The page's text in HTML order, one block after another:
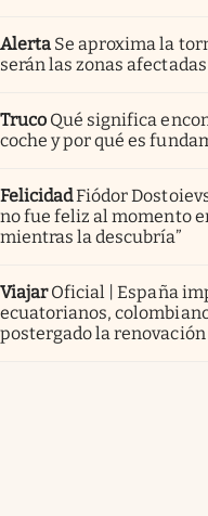
Alerta Se aproxima la
serán las zonas
Truco Qué significa
coche y por qué es
FelicidadFiódor
no fue feliz al momento
mientras la descubría”
Viajar Oficial | España
ecuatorianos,
postergado la